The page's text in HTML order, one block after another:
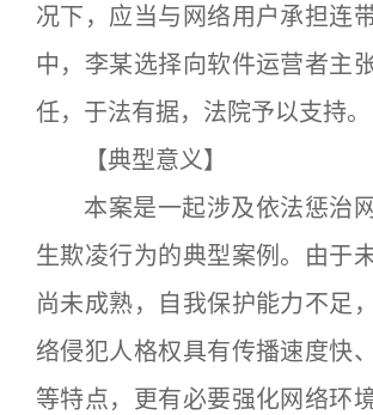
况下，应当与网络用户承担连
中，李某选择向软件运营者主
任，于法有据，法院予以支持。
【典型意义】
本案是一起涉及依法惩治
生欺凌行为的典型案例。由于
尚未成熟，自我保护能力不足
络侵犯人格权具有传播速度快
等特点，更有必要强化网络环